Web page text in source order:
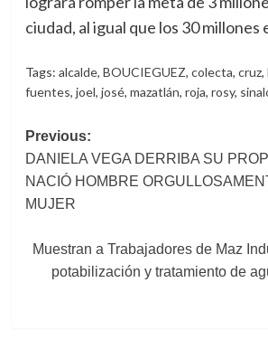
ciudad, al igual que los 30 millones
Tags: alcalde, BOUCIEGUEZ, colecta, cruz,
fuentes, joel, josé, mazatlán, roja, rosy,
Post
navigation
Previous:
DANIELA VEGA DERRIBA SU
NACIÓ HOMBRE
MUJER
Muestran a Trabajadores de Maz
potabilización y tratamiento de